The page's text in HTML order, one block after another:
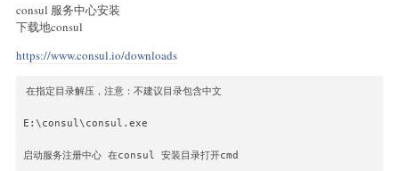
consul 服务中心安装
下载地consul
https://www.consul.io/downloads
在指定目录解压，注意：不建议目录包含中文
E:\consul\consul.exe
启动服务注册中心 在consul 安装目录打开cmd